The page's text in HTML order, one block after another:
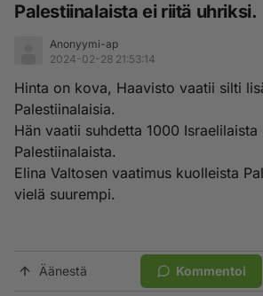
Palestiinalaista ei riitä uhriksi.
Anonyymi-ap
2024-02-28 21:53:14
Hinta on kova, Haavisto vaatii silti
Palestiinalaisia.
Hän vaatii suhdetta 1000
Palestiinalaista.
Elina Valtosen vaatimus kuolleista
vielä suurempi.
Äänestä Kommentoi